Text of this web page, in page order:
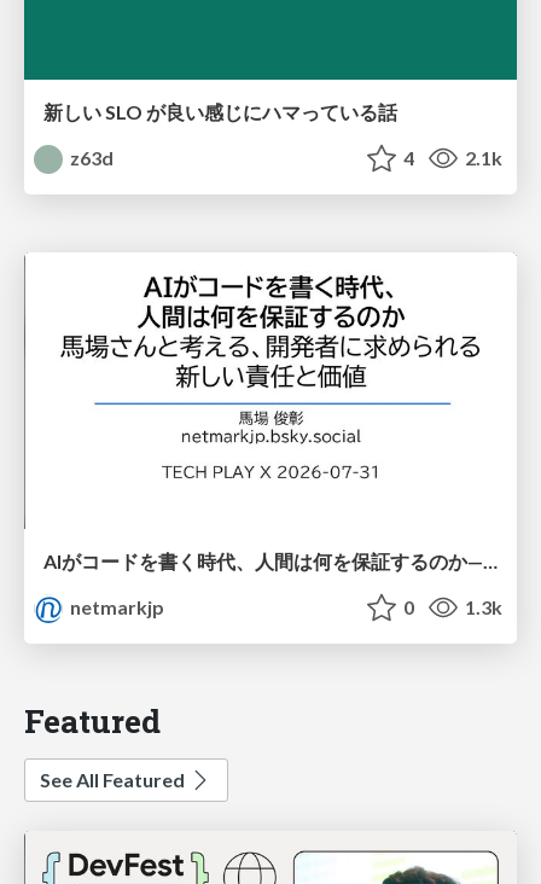
新しい SLO が良い感じにハマっている話
z63d
4 2.1k
AIがコードを書く時代、人間は何を保証するのか———馬場さんと考える、開発者に求められる新しい責任と価値 - TECH PLAY
netmarkjp
0 1.3k
Featured
See All Featured